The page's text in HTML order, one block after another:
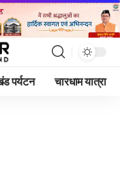
पर्यटन चारधाम यात्रा